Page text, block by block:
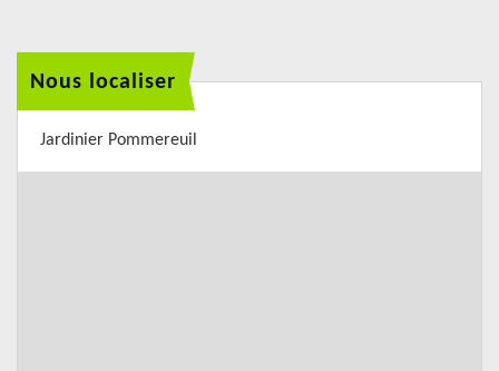
Nous localiser
Jardinier Pommereuil